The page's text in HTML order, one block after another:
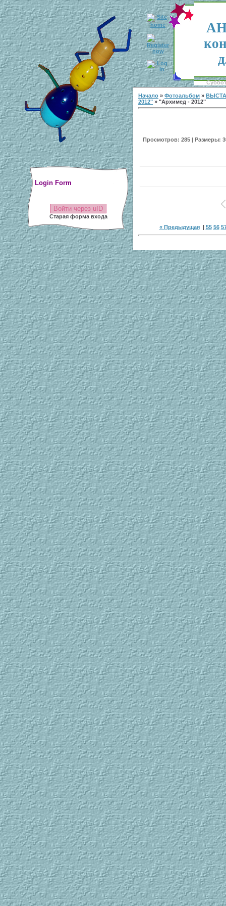
Login Form
Войти через uID
Старая форма входа
Начало » Фотоальбом »
2012" » "Архимед - 2012"
Просмотров: 285 | Размеры:
« Предыдущая| 55 56